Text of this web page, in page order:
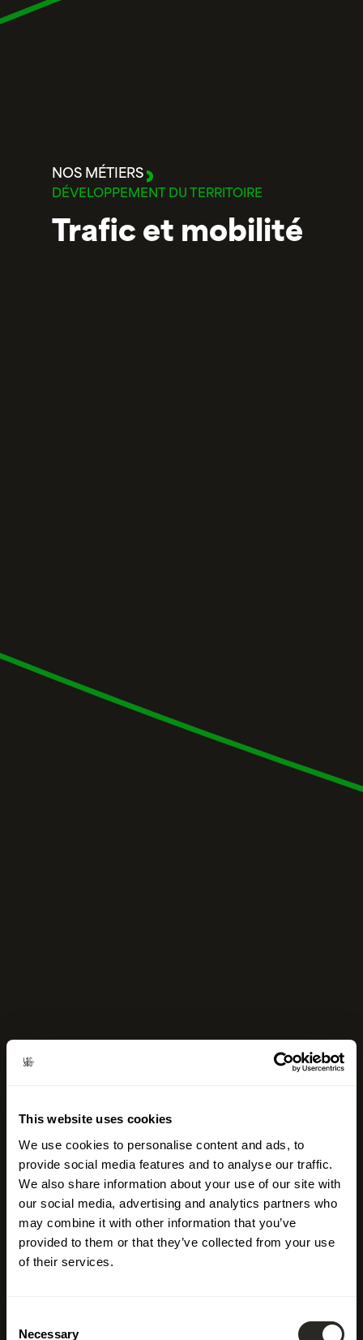
This website uses cookies
We use cookies to personalise content and ads, to
provide social media features and to analyse our traffic.
We also share information about your use of our site with
our social media, advertising and analytics partners who
may combine it with other information that you’ve
provided to them or that they’ve collected from your use
of their services.
Selection
Necessary
NOS MÉTIERS
DÉVELOPPEMENT DU TERRITOIRE
Trafic et mobilité